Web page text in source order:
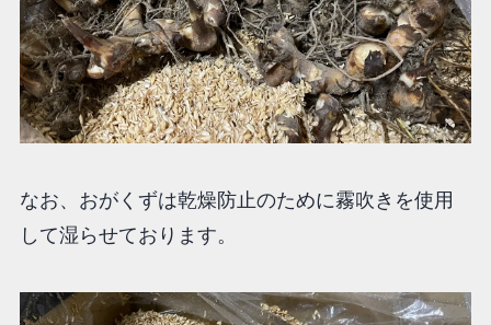
なお、おがくずは乾燥防止のために霧吹きを使用
して湿らせております。